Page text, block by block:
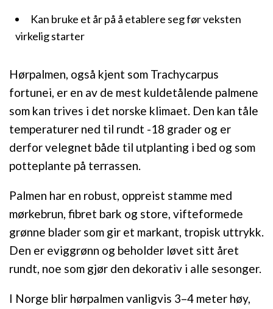
Hørpalmen, også kjent som Trachycarpus
fortunei, er en av de mest kuldetålende palmene
som kan trives i det norske klimaet. Den kan tåle
temperaturer ned til rundt -18 grader og er
derfor velegnet både til utplanting i bed og som
potteplante på terrassen.
Palmen har en robust, oppreist stamme med
mørkebrun, fibret bark og store, vifteformede
grønne blader som gir et markant, tropisk uttrykk.
Den er eviggrønn og beholder løvet sitt året
rundt, noe som gjør den dekorativ i alle sesonger.
I Norge blir hørpalmen vanligvis 3–4 meter høy,
Kan bruke et år på å etablere seg før veksten
virkelig starter